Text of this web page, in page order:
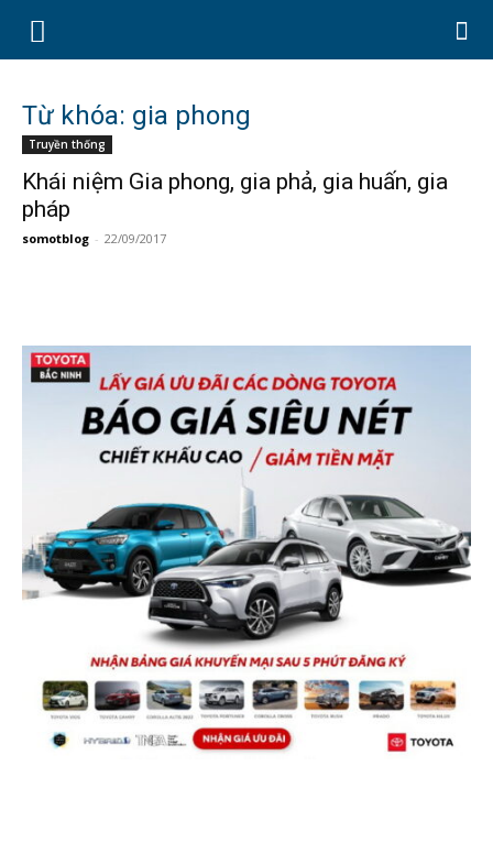
Từ khóa: gia phong
Truyền thống
Khái niệm Gia phong, gia phả, gia huấn, gia
pháp
somotblog - 22/09/2017